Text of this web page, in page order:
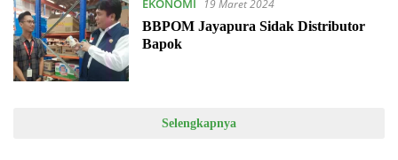
EKONOMI
19 Maret 2024
BBPOM Jayapura Sidak Distributor
Bapok
Selengkapnya